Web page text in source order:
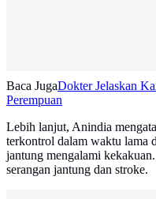
Baca JugaDokter Jelaskan
Perempuan
Lebih lanjut, Anindia
terkontrol dalam waktu lama
jantung mengalami
serangan jantung dan stroke.